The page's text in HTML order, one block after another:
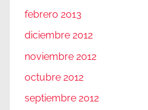
febrero 2013
diciembre 2012
noviembre 2012
octubre 2012
septiembre 2012